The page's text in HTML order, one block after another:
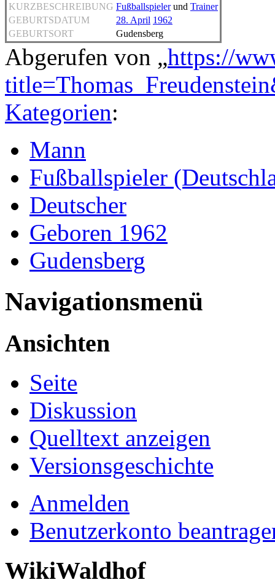
KURZBESCHREIBUNG Fußballspielerund Trainer
GEBURTSDATUM
28. April 1962
GEBURTSORT
Gudensberg
Abgerufen von „https://
Kategorien:
Mann
Fußballspieler
Deutscher
Geboren 1962
Gudensberg
Navigationsmenü
Ansichten
Seite
Diskussion
Quelltext anzeigen
Versionsgeschichte
Anmelden
Benutzerkonto
WikiWaldhof